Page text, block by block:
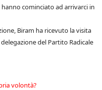
cominciato ad arrivarci in
Biram ha ricevuto la visita
del Partito Radicale
volontà?